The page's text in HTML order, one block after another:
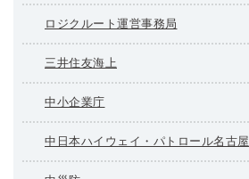
ロジクルート運営事務局
三井住友海上
中小企業庁
中日本ハイウェイ・パトロール名古屋